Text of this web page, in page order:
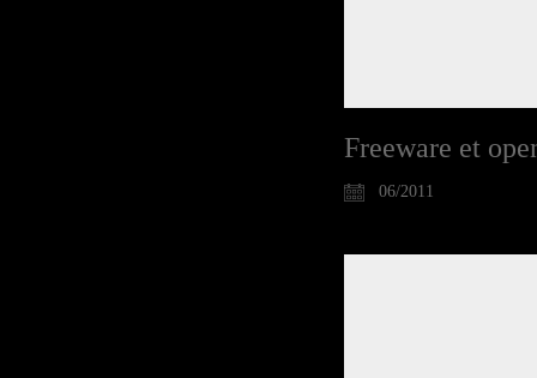
Freeware et
06/2011